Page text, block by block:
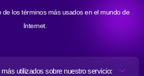
de los términos más usados en el mundo de
Internet.
utilizados sobre nuestro servicio: